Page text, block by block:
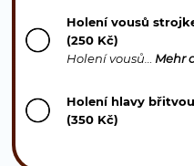
Holení vousů
(250 Kč)
Holení vousů… Mehr
Holení hlavy
(350 Kč)